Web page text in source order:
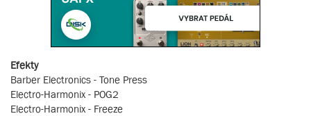
Efekty
Barber Electronics - Tone Press
Electro-Harmonix - POG2
Electro-Harmonix - Freeze